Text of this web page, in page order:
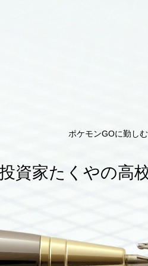
ポケモンGOに勤し
資家たくやの高